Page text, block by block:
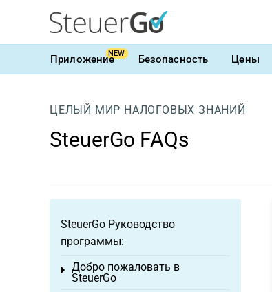
ПриложениеNEW Безопасность Цены
ЦЕЛЫЙ МИР НАЛОГОВЫХ ЗНАНИЙ
SteuerGo FAQs
SteuerGo Руководство
программы:
Добро пожаловать в
SteuerGo
Toggle menu